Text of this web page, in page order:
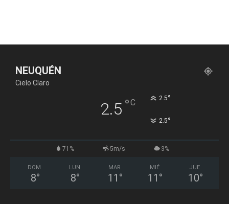
NEUQUÉN
Cielo Claro
2.5 °C 2.5°
2.5°
71% 5m/s 3%
DOM
8°
LUN
8°
MAR
11 °
MIÉ
11 °
JUE
10°